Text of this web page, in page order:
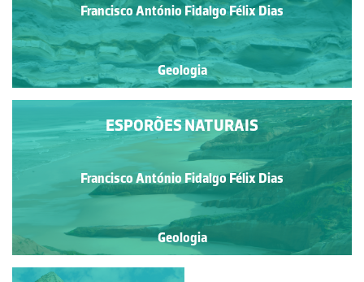
Francisco António Fidalgo Félix Dias
Geologia
ESPORÕES NATURAIS
Francisco António Fidalgo Félix Dias
Geologia